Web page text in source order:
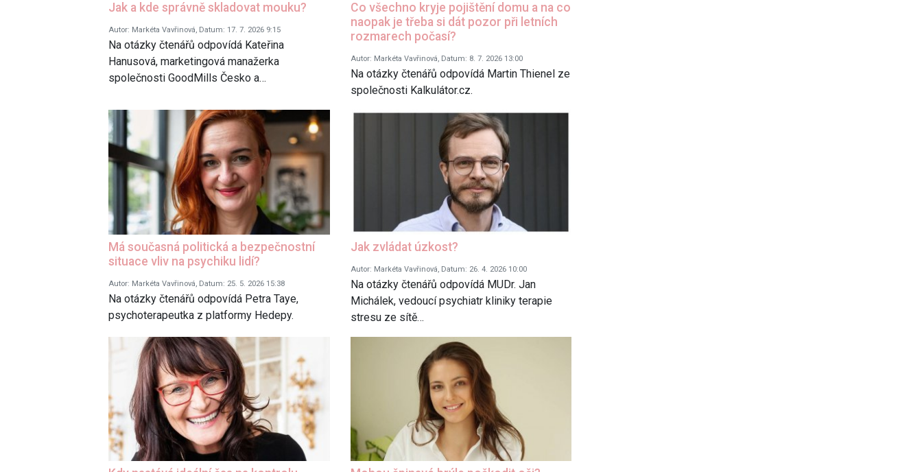
Jak a kde správně skladovat mouku?
Autor: Markéta Vavřinová, Datum: 17. 7. 2026 9:15
Na otázky čtenářů odpovídá Kateřina
Hanusová, marketingová manažerka
společnosti GoodMills Česko a…
Co všechno kryje pojištění domu a na co
naopak je třeba si dát pozor při letních
rozmarech počasí?
Autor: Markéta Vavřinová, Datum: 8. 7. 2026 13:00
Na otázky čtenářů odpovídá Martin Thienel ze
společnosti Kalkulátor.cz.
Má současná politická a bezpečnostní
situace vliv na psychiku lidí?
Autor: Markéta Vavřinová, Datum: 25. 5. 2026 15:38
Na otázky čtenářů odpovídá Petra Taye,
psychoterapeutka z platformy Hedepy.
Jak zvládat úzkost?
Autor: Markéta Vavřinová, Datum: 26. 4. 2026 10:00
Na otázky čtenářů odpovídá MUDr. Jan
Michálek, vedoucí psychiatr kliniky terapie
stresu ze sítě…